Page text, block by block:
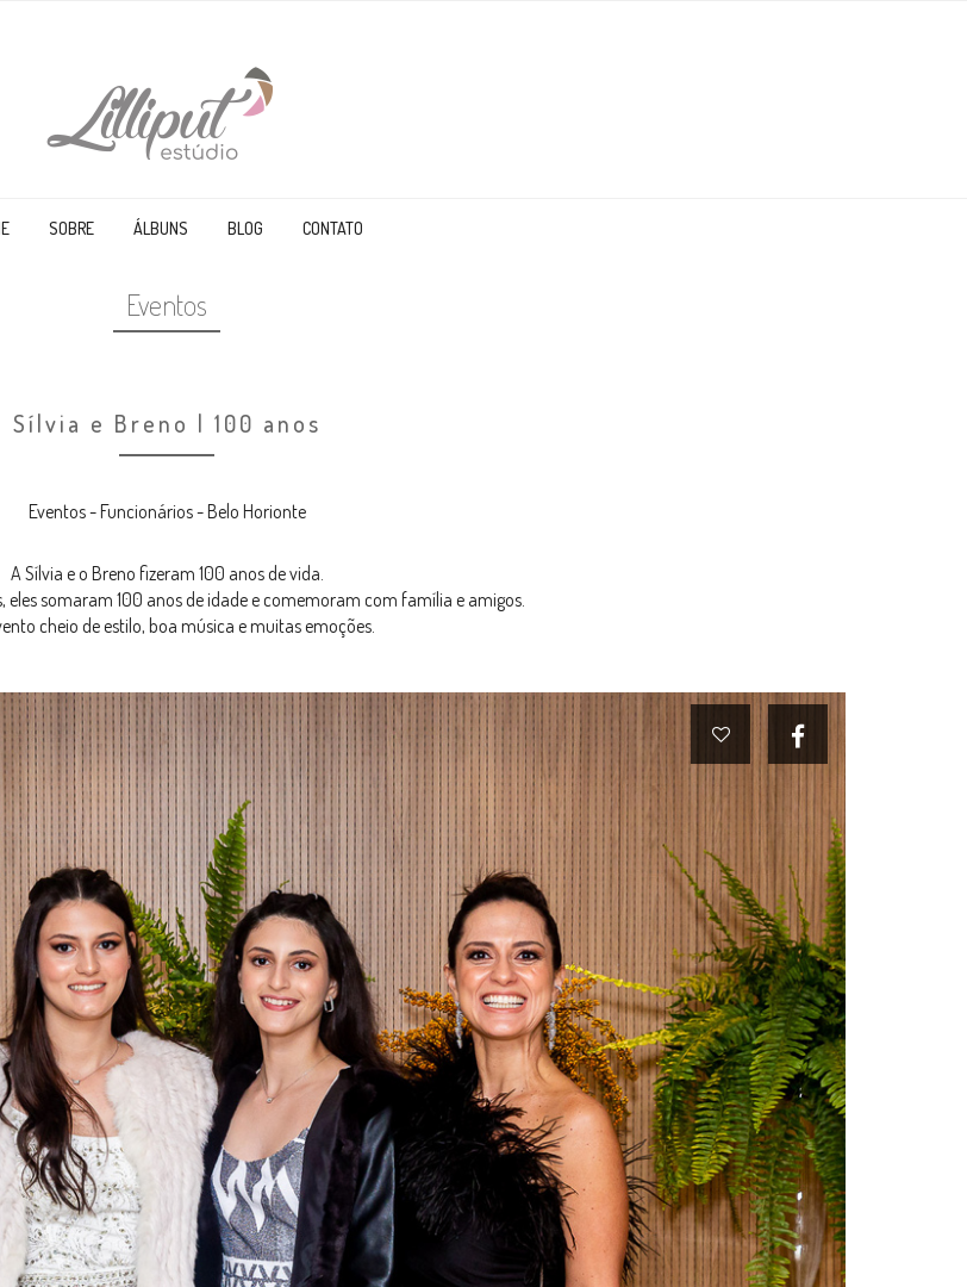
SOBRE ÁLBUNS BLOG CONTATO
Eventos
Sílvia e Breno | 100 anos
Eventos - Funcionários - Belo Horionte
A Sílvia e o Breno fizeram 100 anos de vida.
eles somaram 100 anos de idade e comemoram com família e amigos.
cheio de estilo, boa música e muitas emoções.